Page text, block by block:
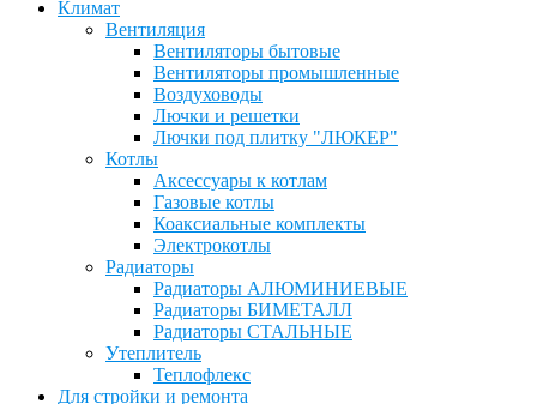
Климат
Вентиляция
Вентиляторы бытовые
Вентиляторы промышленные
Воздуховоды
Лючки и решетки
Лючки под плитку "ЛЮКЕР"
Котлы
Аксессуары к котлам
Газовые котлы
Коаксиальные комплекты
Электрокотлы
Радиаторы
Радиаторы АЛЮМИНИЕВЫЕ
Радиаторы БИМЕТАЛЛ
Радиаторы СТАЛЬНЫЕ
Утеплитель
Теплофлекс
Для стройки и ремонта